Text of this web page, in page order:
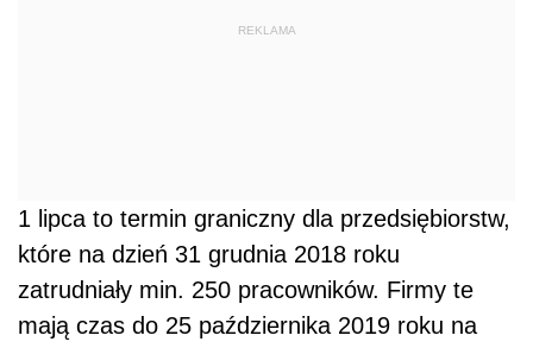
REKLAMA
1 lipca to termin graniczny dla przedsiębiorstw,
które na dzień 31 grudnia 2018 roku
zatrudniały min. 250 pracowników. Firmy te
mają czas do 25 października 2019 roku na